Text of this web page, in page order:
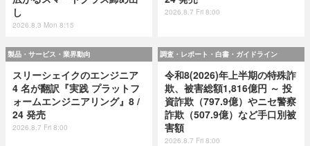
し
2026.8.3 Mon 8:15
2026.8.7 Fri 8:00
製品・サービス・業界動向
スリーシェイクのエンジニア
4 名が翻訳『実践 プラットフ
ォームエンジニアリング』8 /
24 発売
2026.8.7 Fri 8:00
調査・レポート・白書・ガイドライン
令和8(2026)年上半期の特殊詐
欺、被害総額1,816億円 ～ 投
資詐欺（797.9億）やニセ警察
詐欺（507.9億）など手口別被
害額
2026.8.7 Fri 8:00